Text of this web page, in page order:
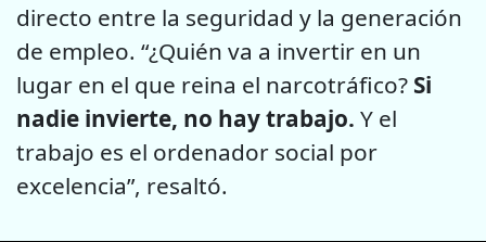
directo entre la seguridad y la generación
de empleo. “¿Quién va a invertir en un
lugar en el que reina el narcotráfico? Si
nadie invierte, no hay trabajo. Y el
trabajo es el ordenador social por
excelencia”, resaltó.